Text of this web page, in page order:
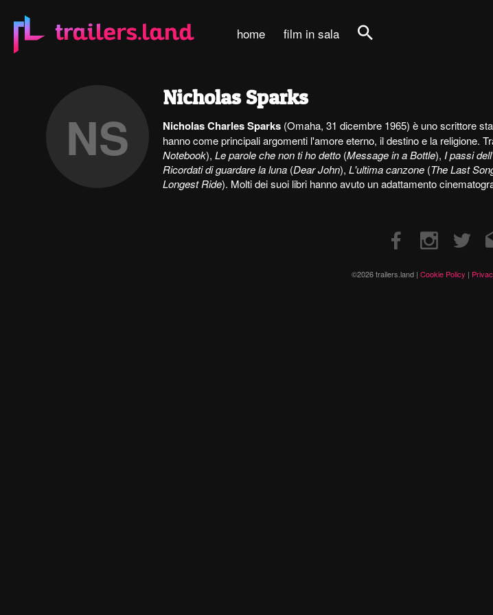
home film in sala
NS
Nicholas Sparks
Nicholas Charles Sparks (Omaha, 31 dicembre 1965) è uno scrittore
hanno come principali argomenti l'amore eterno, il destino e la religione.
Notebook),Le parole che non ti ho detto (Message in a Bottle), I passi
Ricordati di guardare la luna (Dear John),L'ultima canzone (The Last
Longest Ride). Molti dei suoi libri hanno avuto un adattamento
©2026 trailers.land | Cookie Policy |